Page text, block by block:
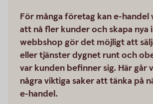
För många företag kan e-handel
att nå fler kunder och skapa nya
webbshop gör det möjligt att
eller tjänster dygnet runt och
var kunden befinner sig. Här går
några viktiga saker att tänka på
e-handel.